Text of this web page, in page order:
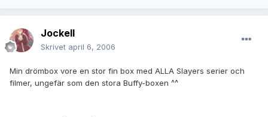
JockeII
Skrivet april 6, 2006
Min drömbox vore en stor fin box med ALLA Slayers serier och
filmer, ungefär som den stora Buffy-boxen ^^